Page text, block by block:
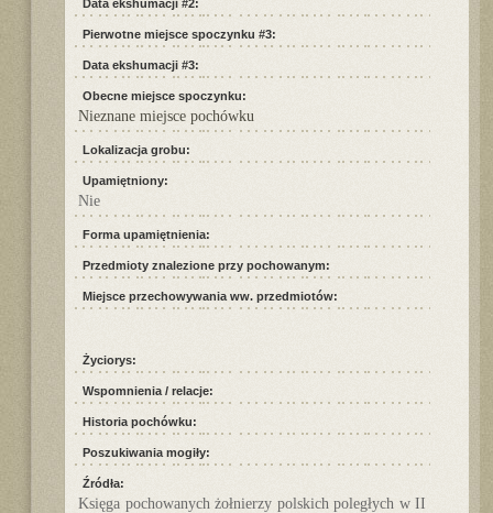
Data ekshumacji #2:
Pierwotne miejsce spoczynku #3:
Data ekshumacji #3:
Obecne miejsce spoczynku:
Nieznane miejsce pochówku
Lokalizacja grobu:
Upamiętniony:
Nie
Forma upamiętnienia:
Przedmioty znalezione przy pochowanym:
Miejsce przechowywania ww. przedmiotów:
Życiorys:
Wspomnienia / relacje:
Historia pochówku:
Poszukiwania mogiły:
Źródła:
Księga pochowanych żołnierzy polskich poległych w II